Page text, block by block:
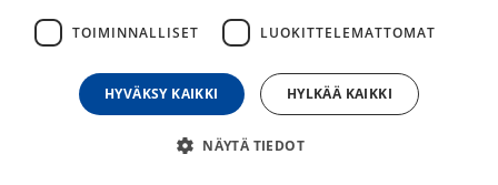
tarjoamaan erinomaista mukavuutta ja tukea pitkille
pyöräilymatkoille. Sen innovatiivinen muotoilu ja
pehmustemateriaalit vähentävät painetta herkillä alueilla,
mikä parantaa ajokokemusta ja vähentää väsymystä.
TOIMINNALLISET LUOKITTELEMATTOMAT
HYVÄKSY KAIKKI HYLKÄÄ KAIKKI
NÄYTÄ TIEDOT